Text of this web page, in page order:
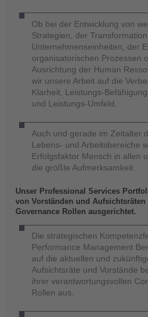
Ob bei der Entwicklung von
Strategien, der
Unternehmenseinheiten, der
organisatorischen Prozessen
Ausrichtung der Human
wir unsere Arbeit auf die
Klarheit, Leistungs-
und Leistungs-Umfeld.
Auch und gerade im Zeitalter
Lebens- und Arbeitsbereiche
Erfolgsfaktor Mensch in allen
die größte Aufmerksamkeit.
Unser Professional Services
von Vorständen und
Governance Rollen ausgerichtet.
Die strategischen
Performance Management
auf die aktuellen und
Aufsichtsräte und Vorstände
ihrer verantwortungsvollen
Rollen aus.